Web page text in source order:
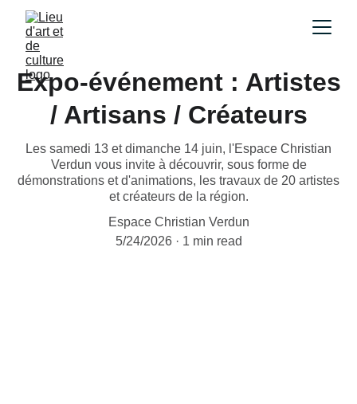
Expo-événement : Artistes
/ Artisans / Créateurs
Les samedi 13 et dimanche 14 juin, l'Espace Christian
Verdun vous invite à découvrir, sous forme de
démonstrations et d'animations, les travaux de 20 artistes
et créateurs de la région.
Espace Christian Verdun
5/24/2026
1 min read